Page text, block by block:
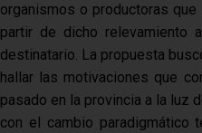
organismos o productoras
partir de dicho
destinatario. La propuesta
hallar las motivaciones que
pasado en la provincia a la luz
con el cambio paradigmático